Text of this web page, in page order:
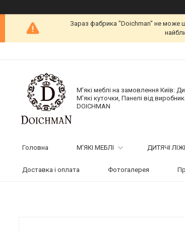
Зараз фабрика "Doichman" не може
М'які меблі на замовлення Київ:
М'які куточки, Панелі від
DOICHMAN
Головна М'ЯКІ МЕБЛІ ДИТЯЧІ
Доставка і оплата Фотогалерея